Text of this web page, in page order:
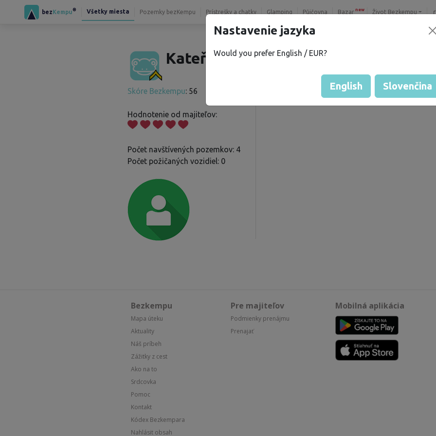
bezKempu® Všetky miesta Pozemky bezKempu Prístrešky a chatky Glamping Půjčovna Bazar new Život Bezkempu
Kateřina F.
Skóre Bezkempu: 56
Hodnotenie od majiteľov:
Počet navštívených pozemkov: 4
Počet požičaných vozidiel: 0
Hodnotenie pozemkov
Bezkempu
Mapa úteku
Aktuality
Náš príbeh
Zážitky z cest
Ako na to
Srdcovka
Pomoc
Kontakt
Kódex Bezkempara
Nahlásit obsah
Pre majiteľov
Podmienky prenájmu
Prenajať
Mobilná aplikácia
Nastavenie jazyka
Would you prefer English / EUR?
English Slovenčina